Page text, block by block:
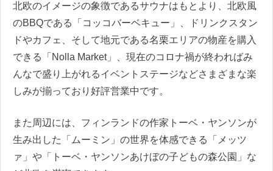
北欧のイメージの象徴であるサウナはもとより、北欧風
のBBQである「コッコバーベキュー」、ドリンクスタン
ドやカフェ、そして地元である名栗エリアの物産を購入
できる「Nolla Market」、現在のコロナ禍が終わればみ
んなで盛り上がれるイベントステージなどさまざまな楽
しみが揃っており好評営業中です。
また周辺には、フィンランドの作家トーベ・ヤンソンが
生み出した「ムーミン」の世界を体感できる「メッツ
ァ」や「トーベ・ヤンソンあけぼの子どもの森公園」な